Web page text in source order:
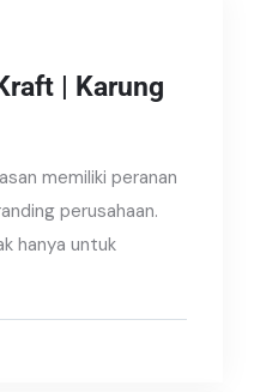
| Karung
memiliki peranan
perusahaan.
hanya untuk